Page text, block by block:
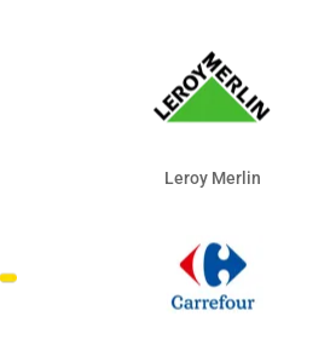
Leroy Merlin